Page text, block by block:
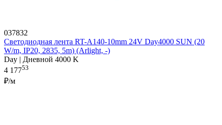
037832
Светодиодная лента RT-A140-10mm 24V Day4000 SUN (20
W/m, IP20, 2835, 5m) (Arlight, -)
Day | Дневной 4000 K
4 17753
₽/м